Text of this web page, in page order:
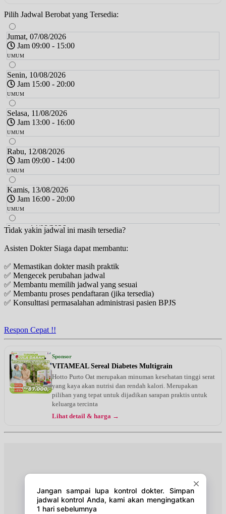
Pilih Jadwal Berobat yang Tersedia:
Jumat, 07/08/2026
Jam 09:00 - 15:00
UMUM
Senin, 10/08/2026
Jam 15:00 - 20:00
UMUM
Selasa, 11/08/2026
Jam 13:00 - 16:00
UMUM
Rabu, 12/08/2026
Jam 09:00 - 14:00
UMUM
Kamis, 13/08/2026
Jam 16:00 - 20:00
UMUM
Jumat, 14/08/2026
Jam 09:00 - 15:00
UMUM
Senin, 17/08/2026
Jam 15:00 - 20:00
UMUM
Selasa, 18/08/2026
Jam 09:00 - 14:00
UMUM
Kamis, 20/08/2026
Jam 16:00 - 20:00
Jumat, 21/08/2026
Selasa, 25/08/2026
Jam 13:00 - 16:00
Tidak yakin jadwal ini masih tersedia?
Asisten Dokter Siaga dapat membantu:
✅ Memastikan dokter masih praktik
✅ Mengecek perubahan jadwal
✅ Membantu memilih jadwal yang sesuai
✅ Membantu proses pendaftaran (jika tersedia)
✅ Konsulttasi permasalahan administrasi pasien BPJS
Respon Cepat !!
Sponsor
VITAMEAL Sereal Diabetes Multigrain
Hotto Purto Oat merupakan minuman kesehatan tinggi serat
yang kaya akan nutrisi dan rendah kalori. Merupakan
pilihan yang tepat untuk dijadikan sarapan praktis untuk
keluarga tercinta
Lihat detail & harga →